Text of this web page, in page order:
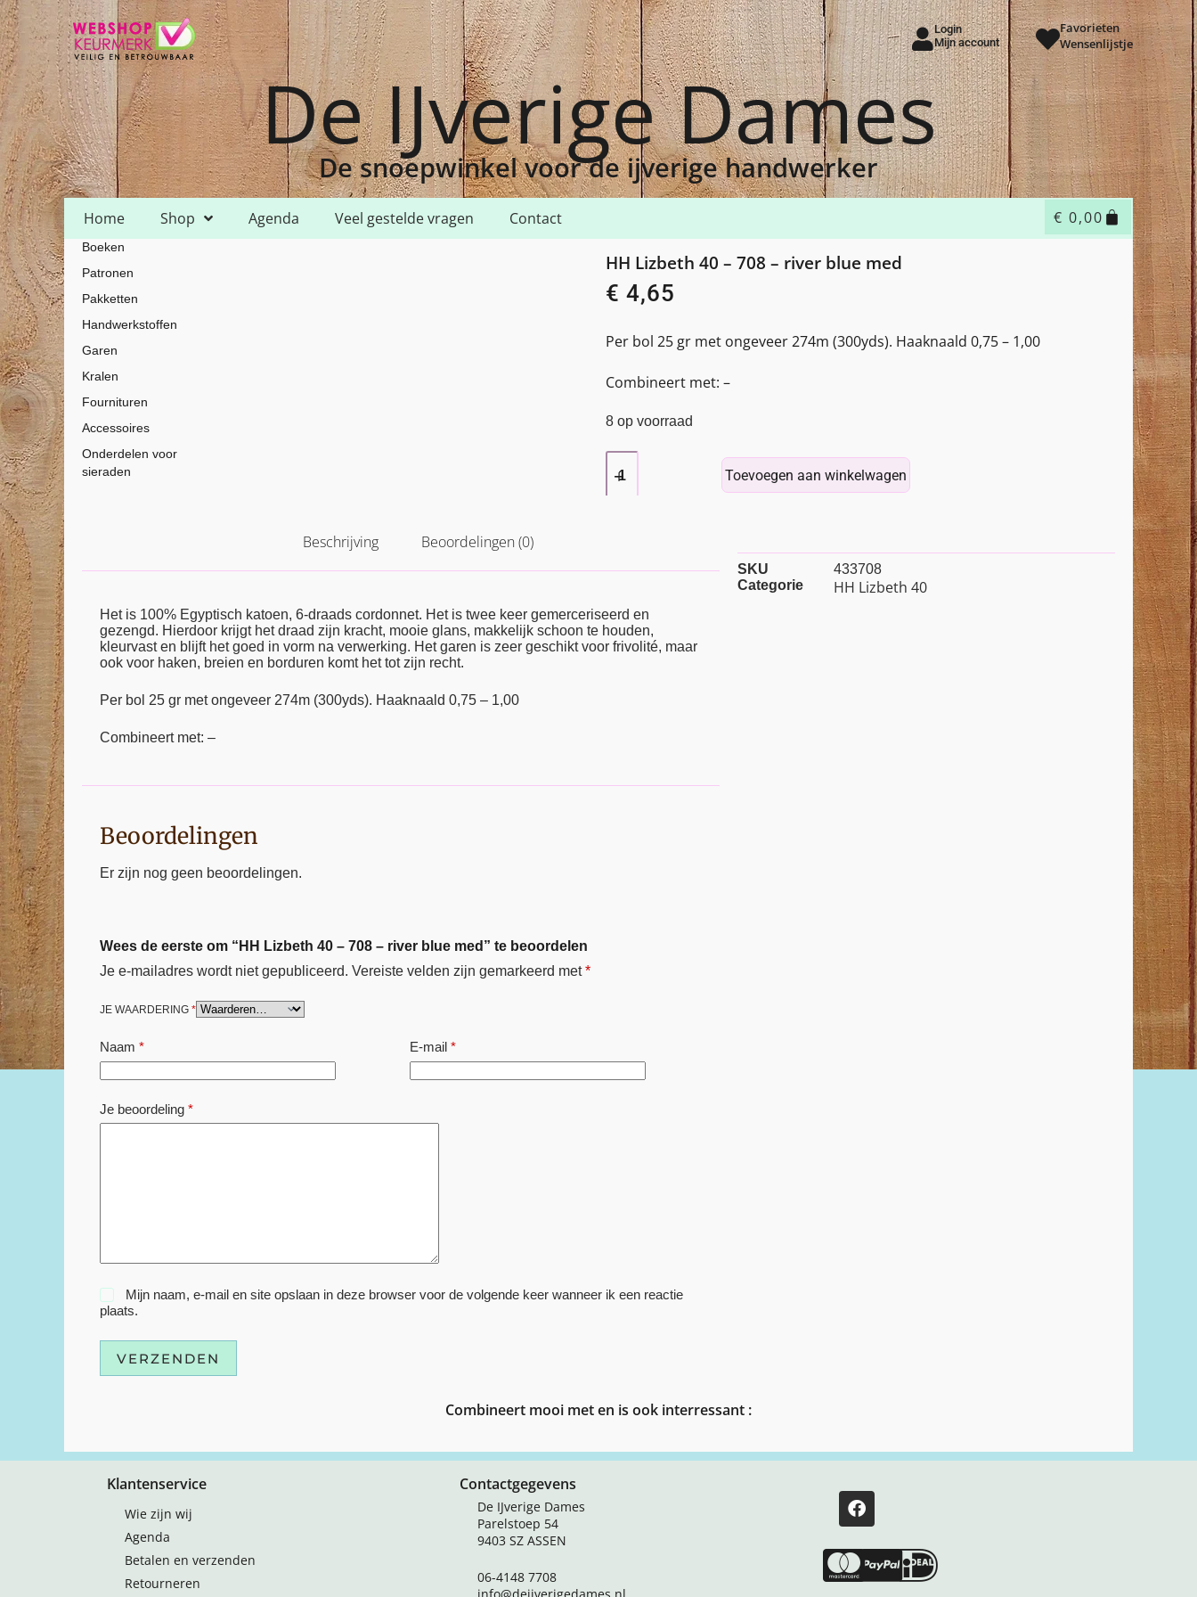
Login
Mijn account
Favorieten
Wensenlijstje
De IJverige Dames
De snoepwinkel voor de ijverige handwerker
Home Shop Agenda Veel gestelde vragen Contact € 0,00
Home Shop
Boeken
Patronen
Pakketten
Handwerkstoffen
Garen
Kralen
Fournituren
Accessoires
Onderdelen voor
sieraden
HH Lizbeth 40 – 708 – river blue med
€ 4,65
Per bol 25 gr met ongeveer 274m (300yds). Haaknaald 0,75 – 1,00
Combineert met: –
8 op voorraad
Toevoegen aan winkelwagen
Beschrijving Beoordelingen (0)
Het is 100% Egyptisch katoen, 6-draads cordonnet. Het is twee keer gemerceriseerd en
gezengd. Hierdoor krijgt het draad zijn kracht, mooie glans, makkelijk schoon te houden,
kleurvast en blijft het goed in vorm na verwerking. Het garen is zeer geschikt voor frivolité, maar
ook voor haken, breien en borduren komt het tot zijn recht.
Per bol 25 gr met ongeveer 274m (300yds). Haaknaald 0,75 – 1,00
Combineert met: –
Beoordelingen
Er zijn nog geen beoordelingen.
Wees de eerste om “HH Lizbeth 40 – 708 – river blue med” te beoordelen
Je e-mailadres wordt niet gepubliceerd. Vereiste velden zijn gemarkeerd met*
JE WAARDERING *
Naam * E-mail*
Je beoordeling *
Mijn naam, e-mail en site opslaan in deze browser voor de volgende keer wanneer ik een reactie
plaats.
VERZENDEN
SKU
433708
Categorie
HH Lizbeth 40
Combineert mooi met en is ook interressant :
Klantenservice
Wie zijn wij
Agenda
Betalen en verzenden
Retourneren
Contactgegevens
De IJverige Dames
Parelstoep 54
9403 SZ ASSEN
06-4148 7708